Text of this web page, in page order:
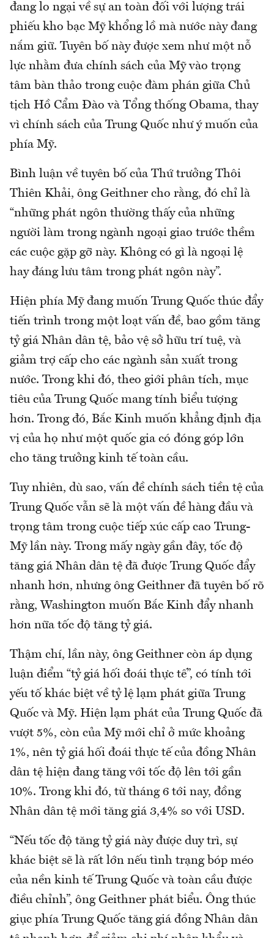
đang lo ngại về sự an toàn đối với lượng trái
phiếu kho bạc Mỹ khổng lồ mà nước này đang
nắm giữ. Tuyên bố này được xem như một nỗ
lực nhằm đưa chính sách của Mỹ vào trọng
tâm bàn thảo trong cuộc đàm phán giữa Chủ
tịch Hồ Cẩm Đào và Tổng thống Obama, thay
vì chính sách của Trung Quốc như ý muốn của
phía Mỹ.
Bình luận về tuyên bố của Thứ trưởng Thôi
Thiên Khải, ông Geithner cho rằng, đó chỉ là
“những phát ngôn thường thấy của những
người làm trong ngành ngoại giao trước thềm
các cuộc gặp gỡ này. Không có gì là ngoại lệ
hay đáng lưu tâm trong phát ngôn này”.
Hiện phía Mỹ đang muốn Trung Quốc thúc đẩy
tiến trình trong một loạt vấn đề, bao gồm tăng
tỷ giá Nhân dân tệ, bảo vệ sở hữu trí tuệ, và
giảm trợ cấp cho các ngành sản xuất trong
nước. Trong khi đó, theo giới phân tích, mục
tiêu của Trung Quốc mang tính biểu tượng
hơn. Trong đó, Bắc Kinh muốn khẳng định địa
vị của họ như một quốc gia có đóng góp lớn
cho tăng trưởng kinh tế toàn cầu.
Tuy nhiên, dù sao, vấn đề chính sách tiền tệ của
Trung Quốc vẫn sẽ là một vấn đề hàng đầu và
trọng tâm trong cuộc tiếp xúc cấp cao Trung-
Mỹ lần này. Trong mấy ngày gần đây, tốc độ
tăng giá Nhân dân tệ đã được Trung Quốc đẩy
nhanh hơn, nhưng ông Geithner đã tuyên bố rõ
rằng, Washington muốn Bắc Kinh đẩy nhanh
hơn nữa tốc độ tăng tỷ giá.
Thậm chí, lần này, ông Geithner còn áp dụng
luận điểm “tỷ giá hối đoái thực tế”, có tính tới
yếu tố khác biệt về tỷ lệ lạm phát giữa Trung
Quốc và Mỹ. Hiện lạm phát của Trung Quốc đã
vượt 5%, còn của Mỹ mới chỉ ở mức khoảng
1%, nên tỷ giá hối đoái thực tế của đồng Nhân
dân tệ hiện đang tăng với tốc độ lên tới gần
10%. Trong khi đó, từ tháng 6 tới nay, đồng
Nhân dân tệ mới tăng giá 3,4% so với USD.
“Nếu tốc độ tăng tỷ giá này được duy trì, sự
khác biệt sẽ là rất lớn nếu tình trạng bóp méo
của nền kinh tế Trung Quốc và toàn cầu được
điều chỉnh”, ông Geithner phát biểu. Ông thúc
giục phía Trung Quốc tăng giá đồng Nhân dân